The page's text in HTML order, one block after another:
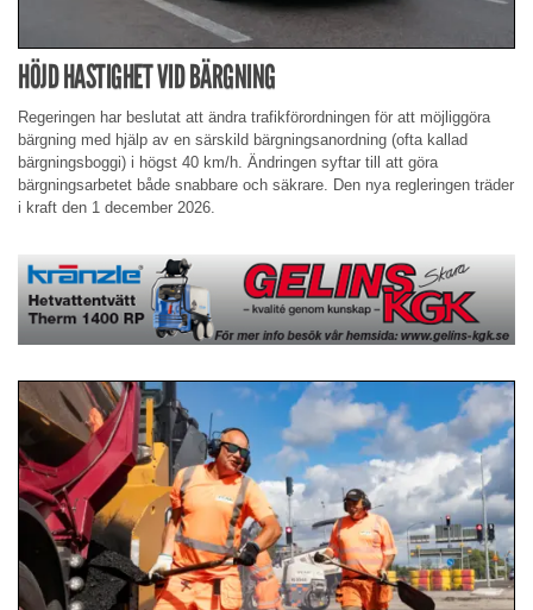
HÖJD HASTIGHET VID BÄRGNING
Regeringen har beslutat att ändra trafikförordningen för att möjliggöra
bärgning med hjälp av en särskild bärgningsanordning (ofta kallad
bärgningsboggi) i högst 40 km/h. Ändringen syftar till att göra
bärgningsarbetet både snabbare och säkrare. Den nya regleringen träder
i kraft den 1 december 2026.